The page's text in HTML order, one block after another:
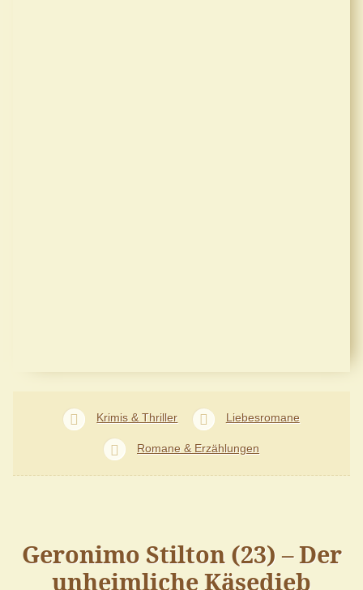
Krimis & Thriller Liebesromane
Romane & Erzählungen
Geronimo Stilton (23) – Der
unheimliche Käsedieb